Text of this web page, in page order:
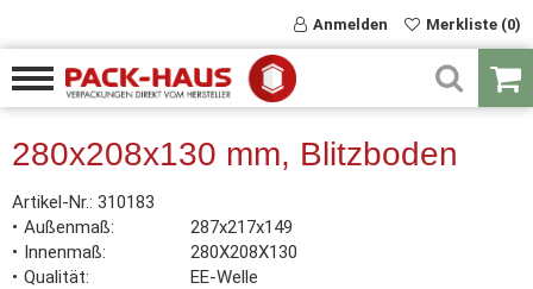
Anmelden Merkliste (0)
280x208x130 mm, Blitzboden
Artikel-Nr.: 310183
Außenmaß
287x217x149
Innenmaß
280X208X130
Qualität
EE-Welle